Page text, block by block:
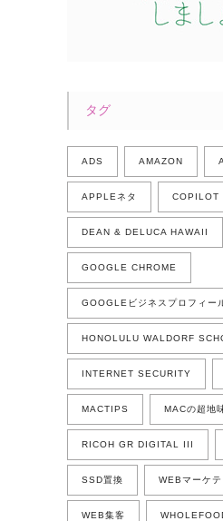
タグ
ADS AMAZON
APPLEネタ COPILOT
DEAN & DELUCA HAWAII
GOOGLE CHROME
GOOGLEビジネスプロフィー
HONOLULU WALDORF
INTERNET SECURITY
MACTIPS MACの超地
RICOH GR DIGITAL III
SSD置換 WEBマーケ
WEB集客